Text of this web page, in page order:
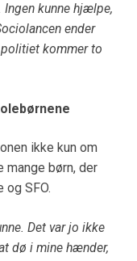
kunne hjælpe,
ender
kommer to
ikke kun om
mange børn, der
SFO.
Det var jo ikke
dø i mine hænder,